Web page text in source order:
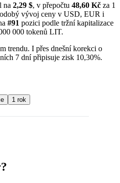
na 2,29 $, v přepočtu 48,60 Kč za 1
vývoj ceny v USD, EUR i
#91 pozici podle tržní kapitalizace
000 tokenů LIT.
trendu. I přes dnešní korekci o
7 dní připisuje zisk 10,30%.
1 rok